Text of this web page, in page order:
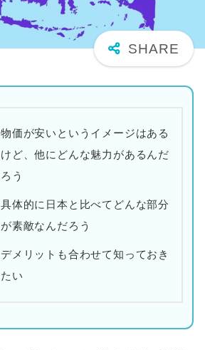
物価が安いというイメージはある
けど、他にどんな魅力があるんだ
ろう
具体的に日本と比べてどんな部分
が素敵なんだろう
デメリットも合わせて知っておき
たい